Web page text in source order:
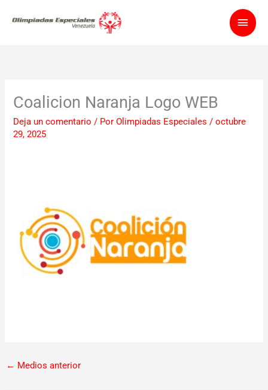
Coalicion Naranja Logo WEB
Deja un comentario / PorOlimpiadas Especiales/octubre
29, 2025
← Medios anterior